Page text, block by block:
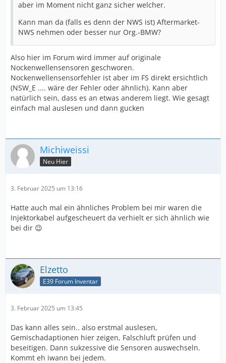
aber im Moment nicht ganz sicher welcher.
Kann man da (falls es denn der NWS ist) Aftermarket-
NWS nehmen oder besser nur Org.-BMW?
Also hier im Forum wird immer auf originale
Nockenwellensensoren geschworen.
Nockenwellensensorfehler ist aber im FS direkt ersichtlich
(NSW_E .... wäre der Fehler oder ähnlich). Kann aber
natürlich sein, dass es an etwas anderem liegt. Wie gesagt
einfach mal auslesen und dann gucken
Michiweissi
Neu Hier
3. Februar 2025 um 13:16
Hatte auch mal ein ähnliches Problem bei mir waren die
Injektorkabel aufgescheuert da verhielt er sich ähnlich wie
bei dir 😉
Elzetto
E39 Forum Inventar
3. Februar 2025 um 13:45
Das kann alles sein.. also erstmal auslesen,
Gemischadaptionen hier zeigen, Falschluft prüfen und
beseitigen. Dann sukzessive die Sensoren auswechseln.
Kommt eh iwann bei jedem.